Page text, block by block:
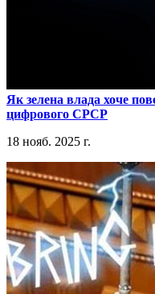
​Як зелена влада хоче
цифрового СРСР
18 нояб. 2025 г.